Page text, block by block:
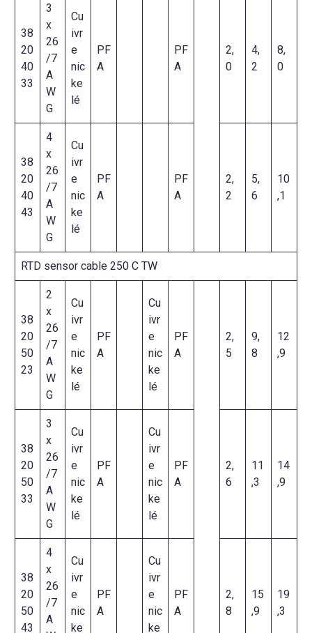
38
20
40
33
3
x
26
/7
A
W
G
Cu
ivr
e
nic
ke
lé
PF
A
PF
A
2,
0
4,
2
8,
0
38
20
40
43
4
x
26
/7
A
W
G
Cu
ivr
e
nic
ke
lé
PF
A
PF
A
2,
2
5,
6
10
,1
RTD sensor cable 250 C TW
38
20
50
23
2
x
26
/7
A
W
G
Cu
ivr
e
nic
ke
lé
PF
A
Cu
ivr
e
nic
ke
lé
PF
A
2,
5
9,
8
12
,9
38
20
50
33
3
x
26
/7
A
W
G
Cu
ivr
e
nic
ke
lé
PF
A
Cu
ivr
e
nic
ke
lé
PF
A
2,
6
11
,3
14
,9
38
20
50
43
4
x
26
/7
A
Cu
ivr
e
nic
ke
PF
A
Cu
ivr
e
nic
ke
PF
A
2,
8
15
,9
19
,3